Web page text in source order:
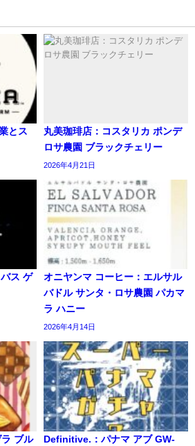
とス
丸美珈琲店：コスタリカ ポンデ
ロサ農園 ブラックチェリー
2026年4月21日
ス ゲ
オニヤンマ コーヒー：エルサル
バドル サンタ・ロサ農園 パカマ
ラ ハニー
2026年4月14日
ブル
Definitive.：パナマ アブ GW-